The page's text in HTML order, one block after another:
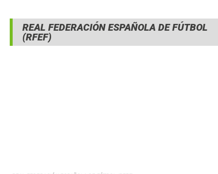
REAL FEDERACIÓN ESPAÑOLA DE FÚTBOL
(RFEF)